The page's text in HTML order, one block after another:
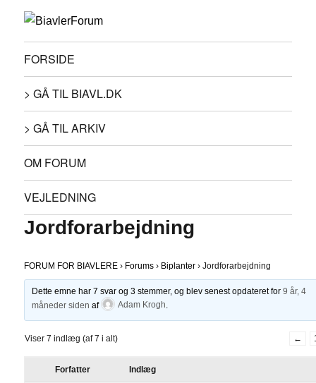
FORSIDE
> GÅ TIL BIAVL.DK
> GÅ TIL ARKIV
OM FORUM
VEJLEDNING
Jordforarbejdning
FORUM FOR BIAVLERE › Forums › Biplanter › Jordforarbejdning
Dette emne har 7 svar og 3 stemmer, og blev senest opdateret for 9 år, 4
måneder siden af Adam Krogh
Viser 7 indlæg (af 7 i alt) ←
Forfatter Indlæg